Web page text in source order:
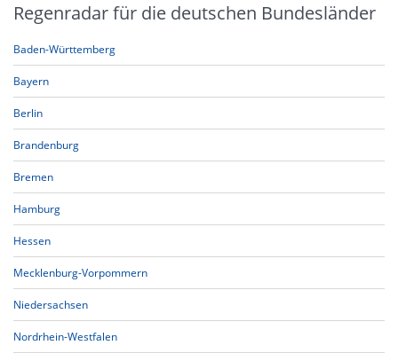
Regenradar für die deutschen Bundesländer
Baden-Württemberg
Bayern
Berlin
Brandenburg
Bremen
Hamburg
Hessen
Mecklenburg-Vorpommern
Niedersachsen
Nordrhein-Westfalen